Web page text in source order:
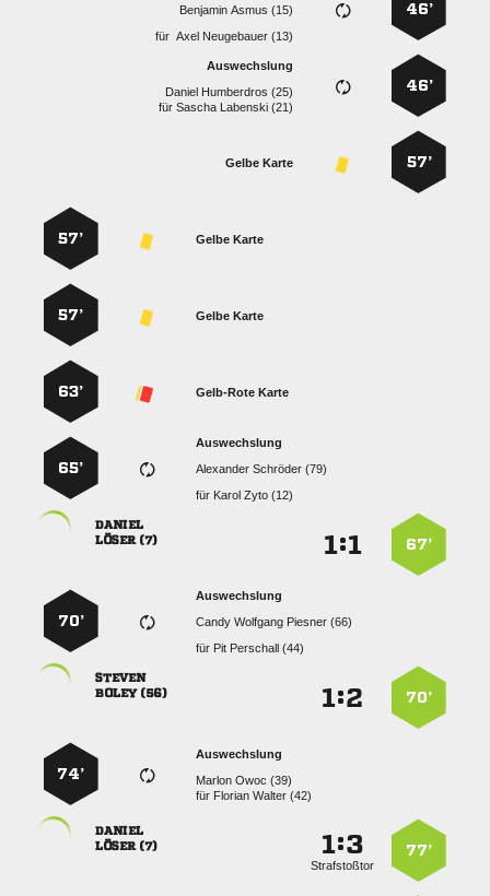
46’
  
für   
46’
Auswechslung
  
für  
57’
Gelbe Karte
Gelbe Karte
57’
Gelbe Karte
57’
Gelb-Rote Karte
63’
Auswechslung
  
für   
65’
67’
:

 
Auswechslung
   
für   
70’
70’
:

 
Auswechslung
  
für   
74’
77’
:
Strafstoßtor

 